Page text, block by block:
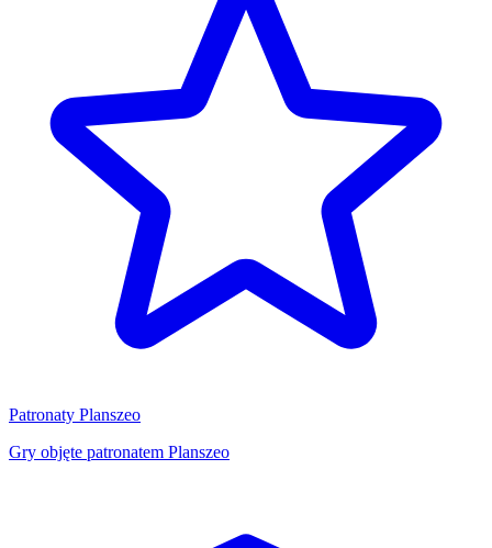
Patronaty Planszeo
Gry objęte patronatem Planszeo